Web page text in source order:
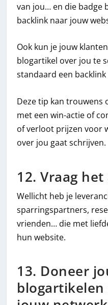
van jou… en die badge
backlink naar jouw
Ook kun je jouw
blogartikel over jou te
standaard een
Deze tip kan trouwens
met een win-actie of
of verloot prijzen voor
over jou gaat schrijven.
12. Vraag
Wellicht heb je
sparringspartners,
vrienden… die met
hun website.
13. Doneer
blogartikelen